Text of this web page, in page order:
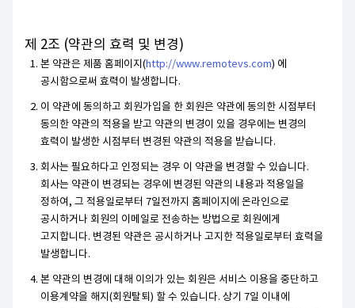
제 2조 (약관의 효력 및 변경)
본 약관은 제품 홈페이지(http://www.remotevs.com) 에
공시함으로써 효력이 발생합니다.
이 약관에 동의하고 회원가입을 한 회원은 약관에 동의한 시점부터
동의한 약관의 적용을 받고 약관의 변경이 있을 경우에는 변경의
효력이 발생한 시점부터 변경된 약관의 적용을 받습니다.
회사는 필요하다고 인정되는 경우 이 약관을 변경할 수 있습니다.
회사는 약관이 변경되는 경우에 변경된 약관의 내용과 적용일을
정하여, 그 적용일로부터 7일전까지 홈페이지에 온라인으로
공시하거나 회원의 이메일로 전송하는 방법으로 회원에게
고지합니다. 변경된 약관은 공시하거나 고지한 적용일로부터 효력을
발생합니다.
본 약관의 변경에 대해 이의가 있는 회원은 서비스 이용을 중단하고
이용계약을 해지(회원탈퇴) 할 수 있습니다. 상기 7일 이내에